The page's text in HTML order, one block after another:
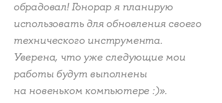
обрадовал! Гонорар я планирую
использовать для обновления своего
технического инструмента.
Уверена, что уже следующие мои
работы будут выполнены
на новеньком компьютере :)».